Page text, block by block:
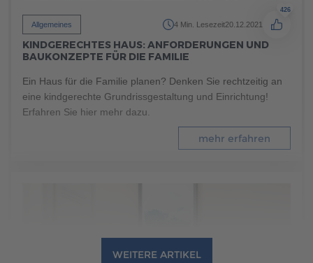
Allgemeines 4 Min. Lesezeit20.12.2021
426
KINDGERECHTES HAUS: ANFORDERUNGEN UND
BAUKONZEPTE FÜR DIE FAMILIE
Ein Haus für die Familie planen? Denken Sie rechtzeitig an
eine kindgerechte Grundrissgestaltung und Einrichtung!
Erfahren Sie hier mehr dazu.
mehr erfahren
WEITERE ARTIKEL